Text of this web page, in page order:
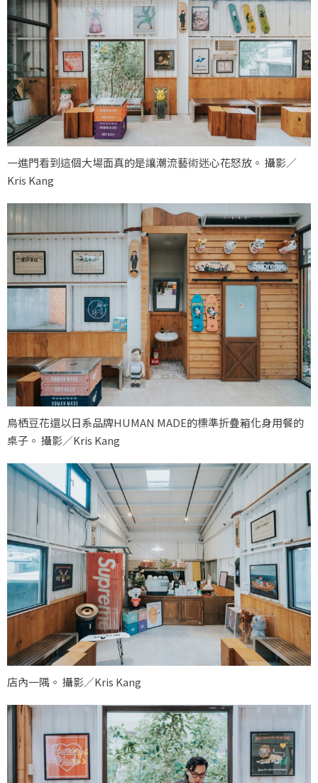
一進門看到這個大場面真的是讓潮流藝術迷心花怒放。 攝影／
Kris Kang
鳥栖豆花還以日系品牌HUMAN MADE的標準折疊箱化身用餐的
桌子。 攝影／Kris Kang
店內一隅。 攝影／Kris Kang